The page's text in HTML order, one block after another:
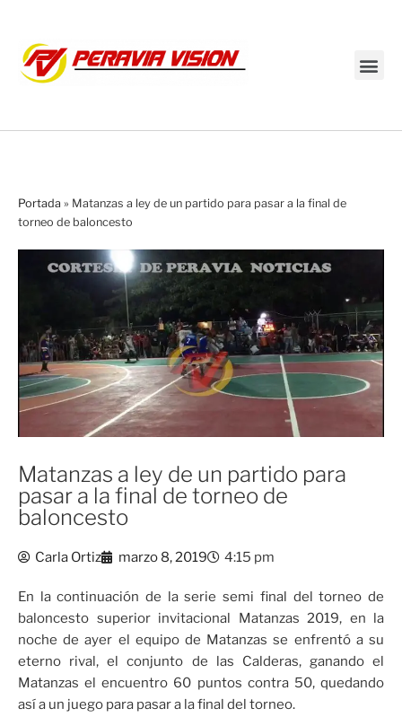
Portada » Matanzas a ley de un partido para pasar a la final de
torneo de baloncesto
Matanzas a ley de un partido para
pasar a la final de torneo de
baloncesto
Carla Ortiz marzo 8, 2019 4:15 pm
En la continuación de la serie semi final del torneo de
baloncesto superior invitacional Matanzas 2019, en la
noche de ayer el equipo de Matanzas se enfrentó a su
eterno rival, el conjunto de las Calderas, ganando el
Matanzas el encuentro 60 puntos contra 50, quedando
así a un juego para pasar a la final del torneo.